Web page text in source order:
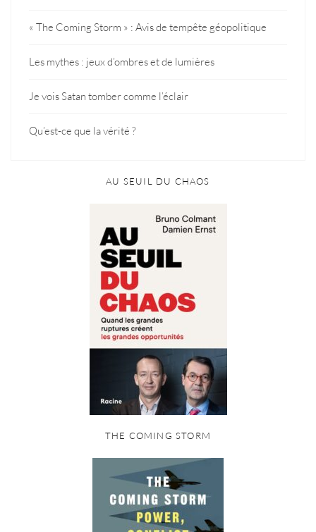
« The Coming Storm » : Avis de tempête géopolitique
Les mythes : jeux d’ombres et de lumières
Je vois Satan tomber comme l’éclair
Qu’est-ce que la vérité ?
AU SEUIL DU CHAOS
THE COMING STORM